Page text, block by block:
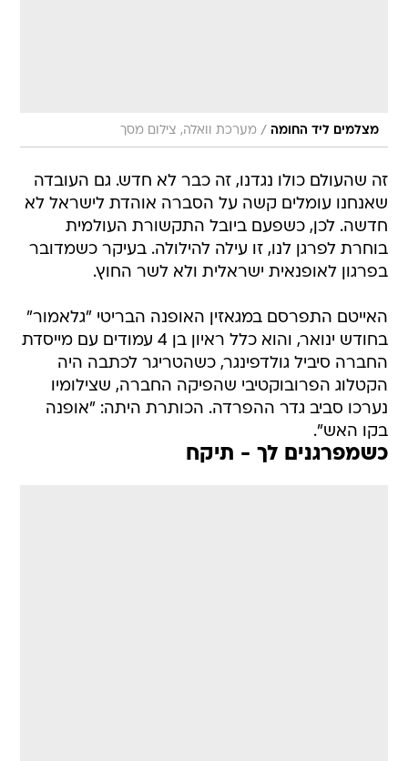
מצלמים ליד החומה / מערכת וואלה, צילום מסך
זה שהעולם כולו נגדנו, זה כבר לא חדש. גם העובדה
שאנחנו עומלים קשה על הסברה אוהדת לישראל לא
חדשה. לכן, כשפעם ביובל התקשורת העולמית
בוחרת לפרגן לנו, זו עילה להילולה. בעיקר כשמדובר
בפרגון לאופנאית ישראלית ולא לשר החוץ.
האייטם התפרסם במגאזין האופנה הבריטי "גלאמור"
בחודש ינואר, והוא כלל ראיון בן 4 עמודים עם מייסדת
החברה סיביל גולדפינגר, כשהטריגר לכתבה היה
הקטלוג הפרובוקטיבי שהפיקה החברה, שצילומיו
נערכו סביב גדר ההפרדה. הכותרת היתה: "אופנה
בקו האש".
כשמפרגנים לך - תיקח